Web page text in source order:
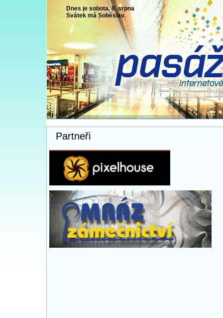
Dnes je sobota, 8. srpna
Svátek má Soběslav
Partneři